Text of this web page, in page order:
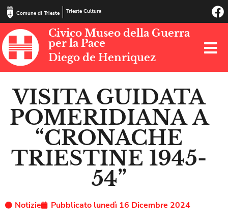
Comune di Trieste Trieste Cultura
Civico Museo della Guerra
per la Pace
Diego de Henriquez
VISITA GUIDATA
POMERIDIANA A
“CRONACHE
TRIESTINE 1945-
54”
Notizie Pubblicato lunedì 16 Dicembre 2024